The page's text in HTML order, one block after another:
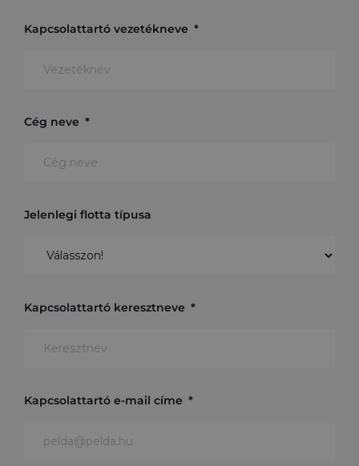
Kapcsolattartó vezetékneve
Cég neve
Jelenlegi flotta típusa
Kapcsolattartó keresztneve
Kapcsolattartó e-mail címe